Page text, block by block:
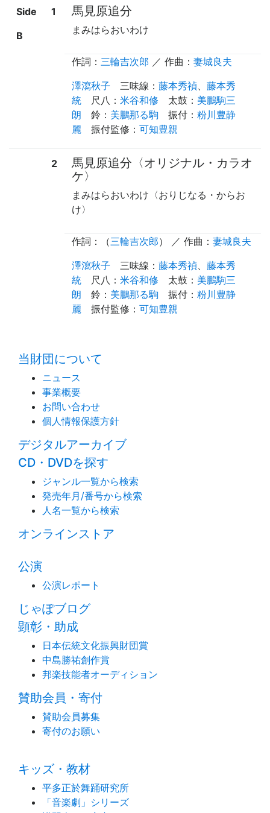
Side
B
1 馬見原追分
まみはらおいわけ
作詞： 三輪吉次郎 ／ 作曲： 妻城良夫
澤瀉秋子
三味線 ： 藤本秀禎
藤本秀
統
尺八 ： 米谷和修 太鼓 ： 美鵬駒三
朗
鈴 ： 美鵬那る駒 振付 ： 粉川豊静
麗
振付監修 ： 可知豊親
2
馬見原追分〈オリジナル・カラオ
ケ〉
まみはらおいわけ〈おりじなる・からお
け〉
作詞：（三輪吉次郎） ／ 作曲： 妻城良夫
澤瀉秋子
三味線 ： 藤本秀禎
藤本秀
統
尺八 ： 米谷和修 太鼓 ： 美鵬駒三
朗
鈴 ： 美鵬那る駒 振付 ： 粉川豊静
麗
振付監修 ： 可知豊親
当財団について
ニュース
事業概要
お問い合わせ
個人情報保護方針
デジタルアーカイブ
CD・DVDを探す
ジャンル一覧から検索
発売年月/番号から検索
人名一覧から検索
オンラインストア
公演
公演レポート
じゃぽブログ
顕彰・助成
日本伝統文化振興財団賞
中島勝祐創作賞
邦楽技能者オーディション
賛助会員・寄付
賛助会員募集
寄付のお願い
キッズ・教材
平多正於舞踊研究所
「音楽劇」シリーズ